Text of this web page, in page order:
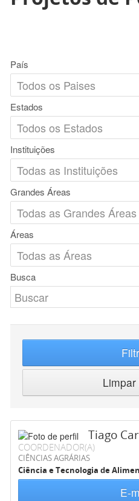
País
Estados
Instituições
Grandes Áreas
Áreas
Busca
Tiago
COORDENADOR(A)
CIÊNCIAS AGRÁRIAS
Ciência e Tecnologia de
E-